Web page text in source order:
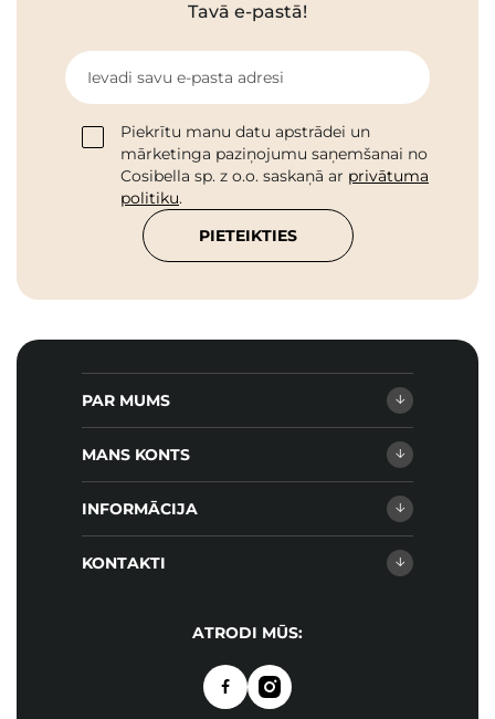
Tavā e-pastā!
Ievadi savu e-pasta adresi
Piekrītu manu datu apstrādei un
mārketinga paziņojumu saņemšanai no
Cosibella sp. z o.o. saskaņā ar privātuma
politiku.
PIETEIKTIES
PAR MUMS
MANS KONTS
INFORMĀCIJA
KONTAKTI
ATRODI MŪS: